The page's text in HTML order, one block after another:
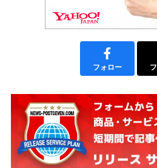
フォロー